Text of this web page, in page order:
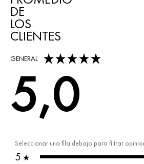
Seleccionar una fila debajo para filtrar
5 ★
DE
LOS
CLIENTES
GENERAL
5,0 out of 5 stars
5,0